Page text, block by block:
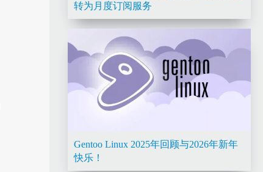
转为月度订阅服务
Gentoo Linux 2025年回顾与2026年新年
快乐！